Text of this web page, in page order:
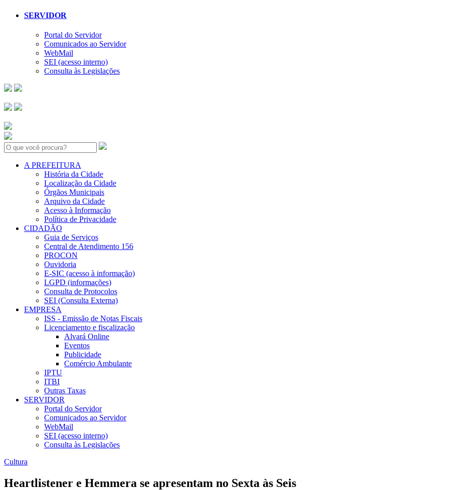
SERVIDOR
Portal do Servidor
Comunicados ao Servidor
WebMail
SEI (acesso interno)
Consulta às Legislações
Search:
A PREFEITURA
História da Cidade
Localização da Cidade
Órgãos Municipais
Arquivo da Cidade
Acesso à Informação
Política de Privacidade
CIDADÃO
Guia de Serviços
Central de Atendimento 156
PROCON
Ouvidoria
E-SIC (acesso à informação)
LGPD (informações)
Consulta de Protocolos
SEI (Consulta Externa)
EMPRESA
ISS - Emissão de Notas Fiscais
Licenciamento e fiscalização
Alvará Online
Eventos
Publicidade
Comércio Ambulante
IPTU
ITBI
Outras Taxas
SERVIDOR
Portal do Servidor
Comunicados ao Servidor
WebMail
SEI (acesso interno)
Consulta às Legislações
Cultura
Heartlistener e Hemmera se apresentam no Sexta às Seis